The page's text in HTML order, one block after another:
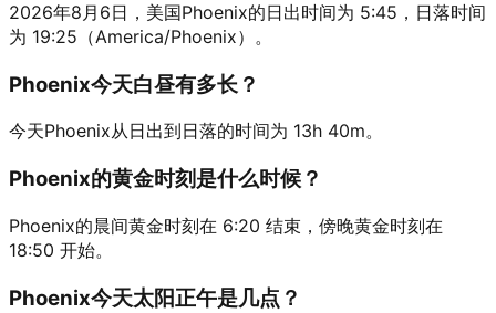
2026年8月6日，美国Phoenix的日出时间为 5:45，日落时间
为 19:25（America/Phoenix）。
Phoenix今天白昼有多长？
今天Phoenix从日出到日落的时间为 13h 40m。
Phoenix的黄金时刻是什么时候？
Phoenix的晨间黄金时刻在 6:20 结束，傍晚黄金时刻在
18:50 开始。
Phoenix今天太阳正午是几点？